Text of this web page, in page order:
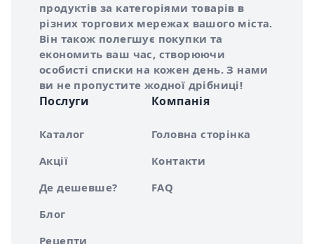
продуктів за категоріями товарів в
різних торгових мережах вашого міста.
Він також полегшує покупки та
економить ваш час, створюючи
особисті списки на кожен день. З нами
ви не пропустите жодної дрібниці!
Послуги
Каталог
Акції
Де дешевше?
Блог
Рецепти
Компанія
Головна сторінка
Контакти
FAQ